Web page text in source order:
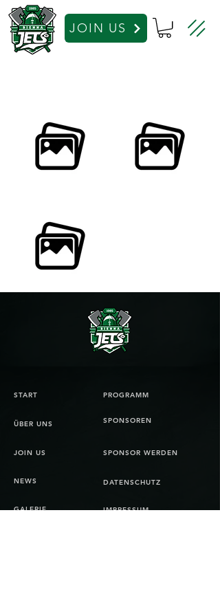
JOIN US
START
ÜBER UNS SPONSOREN
PROGRAMM
JOIN US
NEWS
GALERIE
SPONSOR WERDEN
DATENSCHUTZ
IMPRESSUM